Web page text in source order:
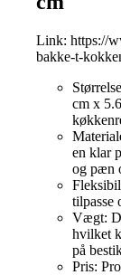
Link: https://
bakke-t-
cm x
en klar
og pæn
tilpasse
Vægt:
hvilket
på
Pris: